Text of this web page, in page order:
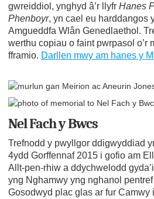
gwreiddiol, ynghyd â’r llyfr Hanes
Phenboyr, yn cael eu harddangos
Amgueddfa Wlân Genedlaethol.
werthu copiau o faint pwrpasol o’r
fframio. Darllen mwy am hanes y
Nel Fach y Bwcs
Trefnodd y pwyllgor ddigwyddiad
4ydd Gorffennaf 2015 i gofio am
Allt-pen-rhiw a ddychwelodd
yng Nghamwy yng nghanol
Gosodwyd plac glas ar fur Camwy